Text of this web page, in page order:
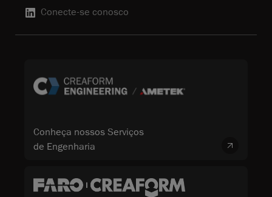
Conecte-se conosco
Conheça nossos Serviços
de Engenharia